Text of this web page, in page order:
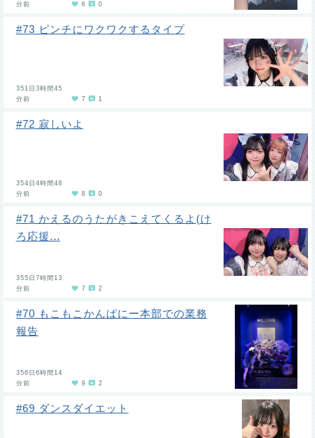
分前
6 0
#73 ピンチにワクワクするタイプ
351日3時間45
分前
7 1
#72 寂しいよ
354日4時間48
分前
8 0
#71 かえるのうたがきこえてくるよ(け
ろ応援...
355日7時間13
分前
7 2
#70 もこもこかんぱにー本部での業務
報告
356日6時間14
分前
9 2
#69 ダンスダイエット